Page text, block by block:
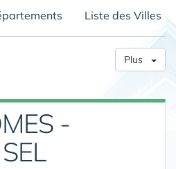
Liste des Villes
Plus
-